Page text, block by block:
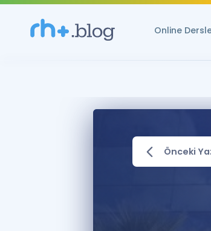
Online
Önceki